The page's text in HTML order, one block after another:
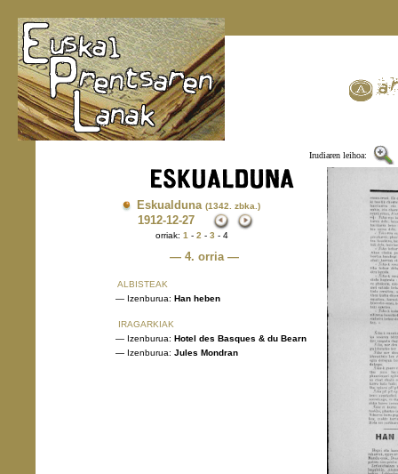
Irudiaren leihoa:
Eskualduna (1342. zbka.)
1912-12-27
orriak: 1 - 2 - 3 - 4
— 4. orria —
ALBISTEAK
— Izenburua: Han heben
IRAGARKIAK
— Izenburua: Hotel des Basques & du Bearn
— Izenburua: Jules Mondran